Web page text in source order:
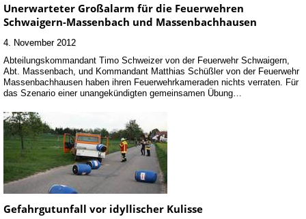
Unerwarteter Großalarm für die Feuerwehren
Schwaigern-Massenbach und Massenbachhausen
4. November 2012
Abteilungskommandant Timo Schweizer von der Feuerwehr Schwaigern,
Abt. Massenbach, und Kommandant Matthias Schüßler von der Feuerwehr
Massenbachhausen haben ihren Feuerwehrkameraden nichts verraten. Für
das Szenario einer unangekündigten gemeinsamen Übung…
Gefahrgutunfall vor idyllischer Kulisse